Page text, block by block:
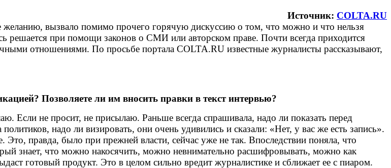
Источник: COLTA.RU
вызвало помимо прочего горячую дискуссию о том, что можно и что нельзя
решается при помощи законов о СМИ или авторском праве. Почти всегда приходится
отношениями. По просьбе портала COLTA.RU известные журналисты рассказывают,
Позволяете ли им вносить правки в текст интервью?
Если не просит, не присылаю. Раньше всегда спрашивала, надо ли показать перед
надо ли визировать, они очень удивились и сказали: «Нет, у вас же есть запись».
Это, правда, было при прежней власти, сейчас уже не так. Впоследствии поняла, что
знает, что можно накосячить, можно невнимательно расшифровывать, можно как
готовый продукт. Это в целом сильно вредит журналистике и сближает ее с пиаром.